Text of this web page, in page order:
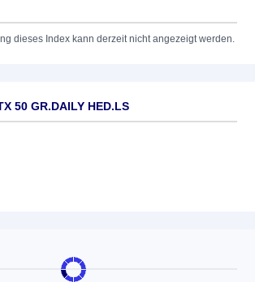
dieses Index kann derzeit nicht angezeigt werden.
50 GR.DAILY HED.LS